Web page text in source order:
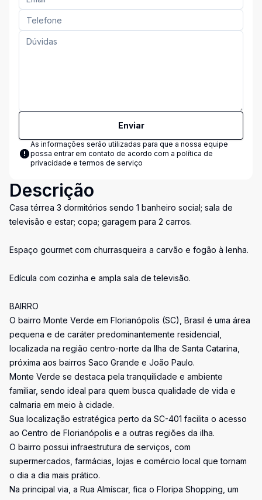
Enviar
As informações serão utilizadas para que a nossa equipe
possa entrar em contato de acordo com a política de
privacidade e termos de serviço
Descrição
Casa térrea 3 dormitórios sendo 1 banheiro social; sala de
televisão e estar; copa; garagem para 2 carros.
Espaço gourmet com churrasqueira a carvão e fogão à lenha.
Edícula com cozinha e ampla sala de televisão.
BAIRRO
O bairro Monte Verde em Florianópolis (SC), Brasil é uma área
pequena e de caráter predominantemente residencial,
localizada na região centro-norte da Ilha de Santa Catarina,
próxima aos bairros Saco Grande e João Paulo.
Monte Verde se destaca pela tranquilidade e ambiente
familiar, sendo ideal para quem busca qualidade de vida e
calmaria em meio à cidade.
Sua localização estratégica perto da SC-401 facilita o acesso
ao Centro de Florianópolis e a outras regiões da ilha.
O bairro possui infraestrutura de serviços, com
supermercados, farmácias, lojas e comércio local que tornam
o dia a dia mais prático.
Na principal via, a Rua Almíscar, fica o Floripa Shopping, um